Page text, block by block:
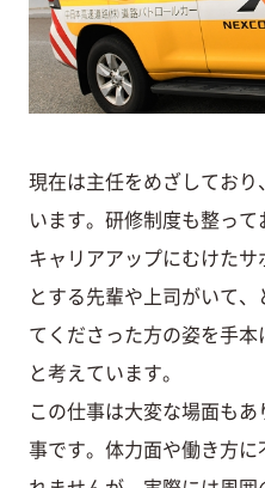
現在は主任をめざしてお
います。研修制度も整っ
キャリアアップにむけた
とする先輩や上司がいて
てくださった方の姿を手
と考えています。
この仕事は大変な場面も
事です。体力面や働き方